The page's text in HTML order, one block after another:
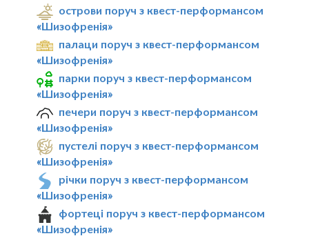
острови поруч з квест-перформансом
«Шизофренія»
палаци поруч з квест-перформансом
«Шизофренія»
парки поруч з квест-перформансом
«Шизофренія»
печери поруч з квест-перформансом
«Шизофренія»
пустелі поруч з квест-перформансом
«Шизофренія»
річки поруч з квест-перформансом
«Шизофренія»
фортеці поруч з квест-перформансом
«Шизофренія»